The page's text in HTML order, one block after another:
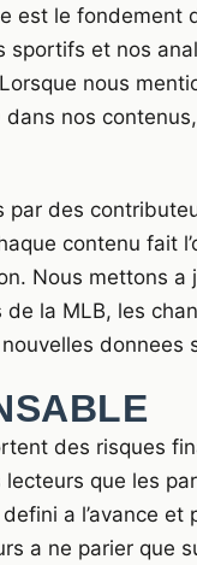
est le
sportifs et nos
nous
nos
par des
contenu fait
Nous mettons
la MLB, les
donnees
des risques
que les
a l’avance
a ne parier que